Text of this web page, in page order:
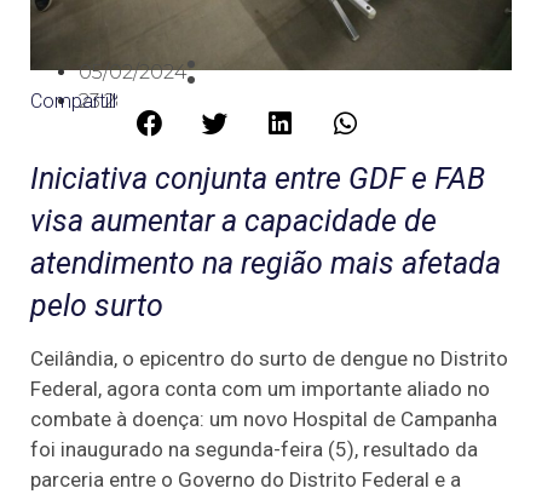
05/02/2024
23:28
Compartilhe:
Iniciativa conjunta entre GDF e FAB
visa aumentar a capacidade de
atendimento na região mais afetada
pelo surto
Ceilândia, o epicentro do surto de dengue no Distrito
Federal, agora conta com um importante aliado no
combate à doença: um novo Hospital de Campanha
foi inaugurado na segunda-feira (5), resultado da
parceria entre o Governo do Distrito Federal e a